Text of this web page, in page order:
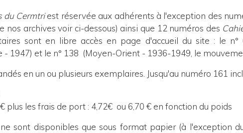
du Cermtriest réservée aux adhérents à l'exception des
nos archives voir ci-dessous) ainsi que 12 numéros des
sont en libre accès en page d'accueil du site : le
- 1947) et le n° 138 (Moyen-Orient - 1936-1949, le
en un ou plusieurs exemplaires. Jusqu'au numéro 161
plus les frais de port : 4,72€ ou 6,70 € en fonction du poids
sont disponibles que sous format papier (à l'exception